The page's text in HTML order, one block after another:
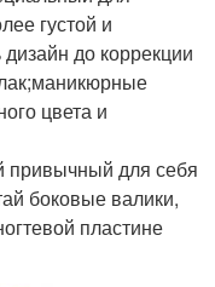
густой и
до коррекции
цвета и
привычный для себя
боковые валики,
пластине